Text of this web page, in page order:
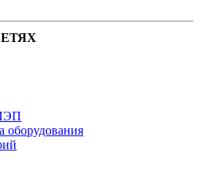
оборудования